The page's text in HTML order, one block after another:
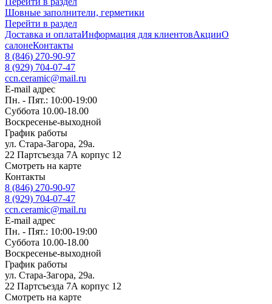
Шовные заполнители, герметики
Перейти в раздел
Доставка и оплатаИнформация для клиентовАкцииО
салонеКонтакты
8 (846) 270-90-97
8 (929) 704-07-47
ccn.ceramic@mail.ru
E-mail адрес
Пн. - Пят.: 10:00-19:00
Суббота 10.00-18.00
Воскресенье-выходной
График работы
ул. Стара-Загора, 29а.
22 Партсъезда 7А корпус 12
Смотреть на карте
Контакты
8 (846) 270-90-97
8 (929) 704-07-47
ccn.ceramic@mail.ru
E-mail адрес
Пн. - Пят.: 10:00-19:00
Суббота 10.00-18.00
Воскресенье-выходной
График работы
ул. Стара-Загора, 29а.
22 Партсъезда 7А корпус 12
Смотреть на карте